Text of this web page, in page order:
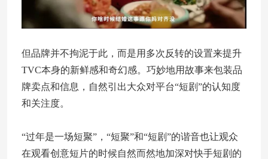
但品牌并不拘泥于此，而是用多次反转的设置来提升
TVC本身的新鲜感和奇幻感。巧妙地用故事来包装品
牌卖点和信息，自然引出大众对平台“短剧”的认知度
和关注度。
“过年是一场短聚”，“短聚”和“短剧”的谐音也让观众
在观看创意短片的时候自然而然地加深对快手短剧的